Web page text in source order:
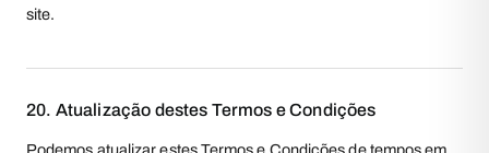
site.
20. Atualização destes Termos e Condições